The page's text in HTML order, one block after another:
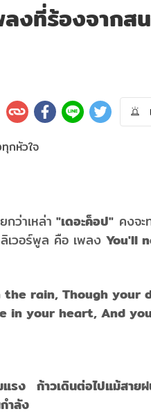
งที่ร้องจากสน
กว่าเหล่า "เดอะค็อป" คงจะ
เวอร์พูล คือ เพลง You'll
rain, Though your
in your heart, And
แรง ก้าวเดินต่อไปแม้สาย
ำลัง